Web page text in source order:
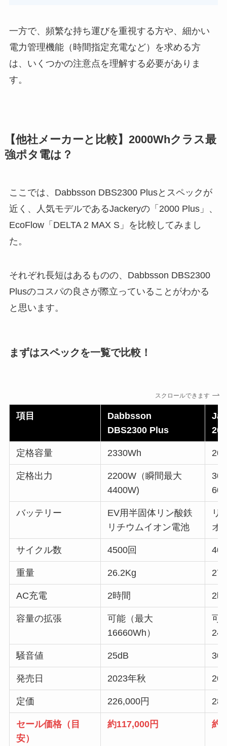
一方で、頻繁な持ち運びを重視する方や、細かい
電力管理機能（時間指定充電など）を求める方
は、いくつかの注意点を理解する必要がありま
す。
【他社メーカーと比較】2000Whクラス最
強ポタ電は？
ここでは、Dabbsson DBS2300 Plusとスペックが
近く、人気モデルであるJackeryの「2000 Plus」、
EcoFlow「DELTA 2 MAX S」を比較してみまし
た。
それぞれ長短はあるものの、Dabbsson DBS2300
Plusのコスパの良さが際立っていることがわかる
と思います。
まずはスペックを一覧で比較！
スクロールできます
項目
Dabbsson
DBS2300 Plus
定格容量 2330Wh
定格出力
2200W（瞬間最大
4400W)
バッテリー
EV用半固体リン酸鉄
リチウムイオン電池
リ
オ
サイクル数 4500回
重量 26.2Kg
AC充電 2時間 2
容量の拡張
可能（最大
16660Wh）
可
騒音値 25dB
発売日 2023年秋
定価 226,000円
セール価格（目
安）
約117,000円 約